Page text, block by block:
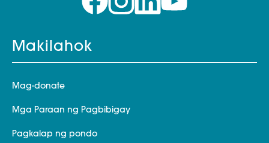
Makilahok
Mag-donate
Mga Paraan ng Pagbibigay
Pagkalap ng pondo